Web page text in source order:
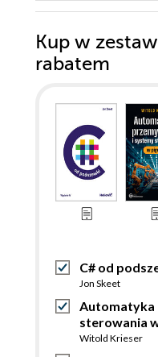
Kup w
rabatem
C# od
Jon Skeet
Automatyka
sterowania
Witold Krieser